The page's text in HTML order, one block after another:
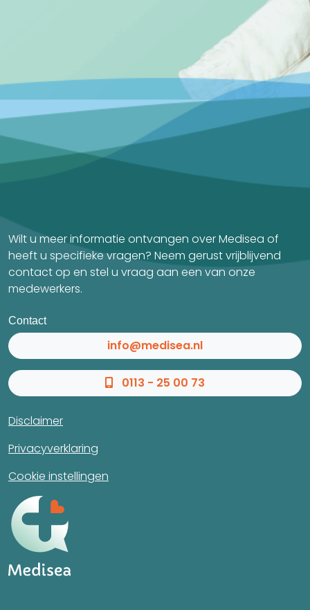
Wilt u meer informatie ontvangen over Medisea of
heeft u specifieke vragen? Neem gerust vrijblijvend
contact op en stel u vraag aan een van onze
medewerkers.
Contact
info@medisea.nl
0113 - 25 00 73
Disclaimer
Privacyverklaring
Cookie instellingen